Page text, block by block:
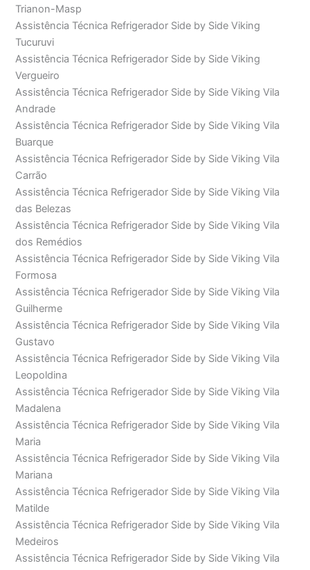
Trianon-Masp
Assistência Técnica Refrigerador Side by Side Viking
Tucuruvi
Assistência Técnica Refrigerador Side by Side Viking
Vergueiro
Assistência Técnica Refrigerador Side by Side Viking Vila
Andrade
Assistência Técnica Refrigerador Side by Side Viking Vila
Buarque
Assistência Técnica Refrigerador Side by Side Viking Vila
Carrão
Assistência Técnica Refrigerador Side by Side Viking Vila
das Belezas
Assistência Técnica Refrigerador Side by Side Viking Vila
dos Remédios
Assistência Técnica Refrigerador Side by Side Viking Vila
Formosa
Assistência Técnica Refrigerador Side by Side Viking Vila
Guilherme
Assistência Técnica Refrigerador Side by Side Viking Vila
Gustavo
Assistência Técnica Refrigerador Side by Side Viking Vila
Leopoldina
Assistência Técnica Refrigerador Side by Side Viking Vila
Madalena
Assistência Técnica Refrigerador Side by Side Viking Vila
Maria
Assistência Técnica Refrigerador Side by Side Viking Vila
Mariana
Assistência Técnica Refrigerador Side by Side Viking Vila
Matilde
Assistência Técnica Refrigerador Side by Side Viking Vila
Medeiros
Assistência Técnica Refrigerador Side by Side Viking Vila